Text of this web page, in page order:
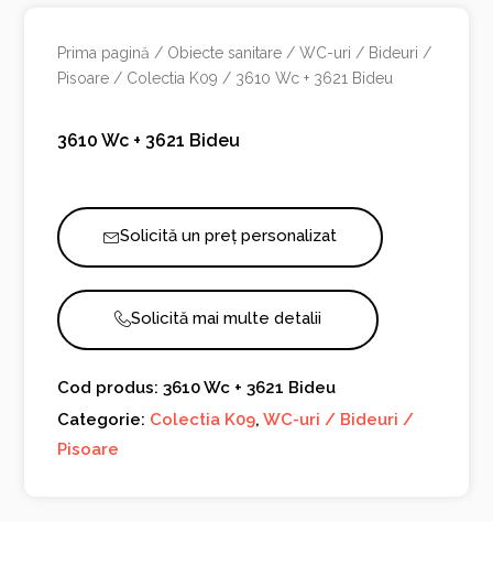
Prima pagină / Obiecte sanitare /WC-uri / Bideuri /
Pisoare / Colectia K09 / 3610 Wc + 3621 Bideu
3610 Wc + 3621 Bideu
Solicită un preț personalizat
Solicită mai multe detalii
Cod produs: 3610 Wc + 3621 Bideu
Categorie: Colectia K09,WC-uri / Bideuri /
Pisoare